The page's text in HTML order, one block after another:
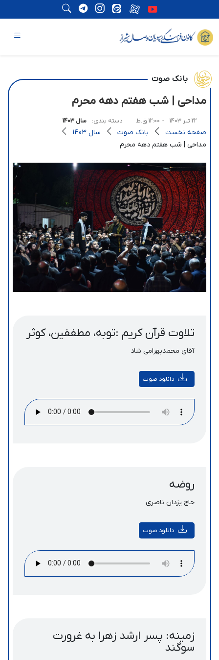
بانک صوت
مداحی | شب هفتم دهه محرم
22 تیر 1403 - 12:00 ق.ظ دسته بندی: سال 1403
صفحه نخست بانک صوت
سال 1403
مداحی | شب هفتم دهه محرم
تلاوت قرآن کریم :توبه، مطففین، کوثر
آقای محمدبهرامی شاد
دانلود صوت
روضه
حاج یزدان ناصری
دانلود صوت
زمینه: پسر ارشد زهرا به غرورت
سوگند